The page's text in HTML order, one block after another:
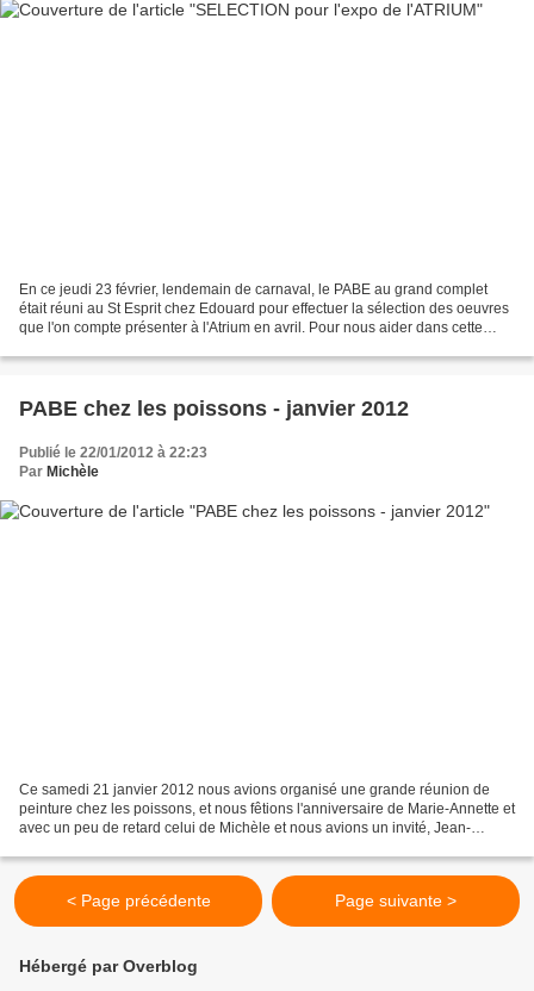
En ce jeudi 23 février, lendemain de carnaval, le PABE au grand complet
était réuni au St Esprit chez Edouard pour effectuer la sélection des oeuvres
que l'on compte présenter à l'Atrium en avril. Pour nous aider dans cette
PABE chez les poissons - janvier 2012
Publié le 22/01/2012 à 22:23
Par Michèle
Ce samedi 21 janvier 2012 nous avions organisé une grande réunion de
peinture chez les poissons, et nous fêtions l'anniversaire de Marie-Annette et
avec un peu de retard celui de Michèle et nous avions un invité, Jean-
< Page précédente Page suivante >
Hébergé par Overblog